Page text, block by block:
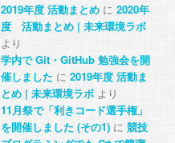
2019年度 活動まとめ に 2020年
度 活動まとめ | 未来環境ラボ
より
学内で Git・GitHub 勉強会を開
催しました に 2019年度 活動ま
とめ | 未来環境ラボ より
11月祭で「利きコード選手権」
を開催しました (その1) に 競技